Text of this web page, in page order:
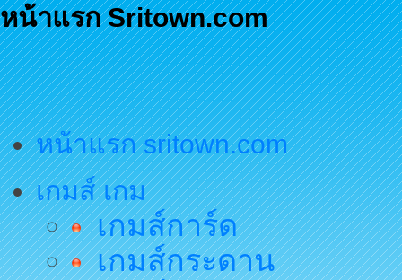
หน้าแรก Sritown.com
หน้าแรก sritown.com
เกมส์ เกม
เกมส์การ์ด
เกมส์กระดาน